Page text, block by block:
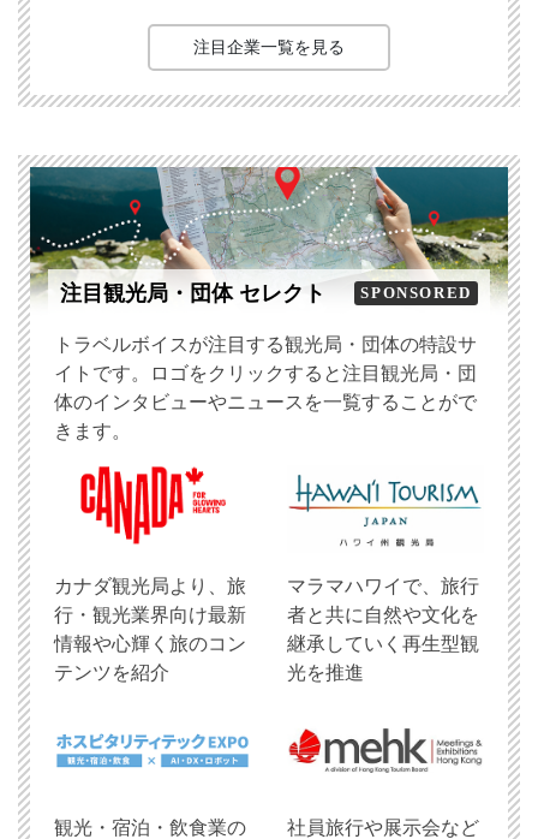
注目企業一覧を見る
注目観光局・団体 セレクト SPONSORED
トラベルボイスが注目する観光局・団体の特設サ
イトです。ロゴをクリックすると注目観光局・団
体のインタビューやニュースを一覧することがで
きます。
​カナダ観光局より、旅
行・観光業界向け最新
情報や心輝く旅のコン
テンツを紹介
マラマハワイで、旅行
者と共に自然や文化を
継承していく再生型観
光を推進
観光・宿泊・飲食業の
社員旅行や展示会など